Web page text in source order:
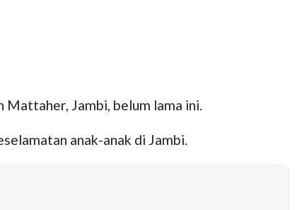
Jambi, belum lama ini.
anak-anak di Jambi.